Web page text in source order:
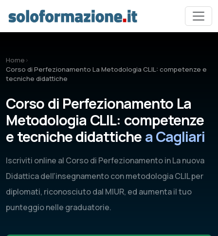
Home ›
Corso di Perfezionamento La Metodologia CLIL: competenze e
tecniche didattiche
Corso di Perfezionamento La
Metodologia CLIL: competenze
e tecniche didattiche a Cagliari
Iscriviti online al Corso di Perfezionamento in La nuova
Didattica dell’insegnamento con metodologia CLIL per
diplomati, riconosciuto dal MIUR, ed aumenta il tuo
punteggio nelle graduatorie.